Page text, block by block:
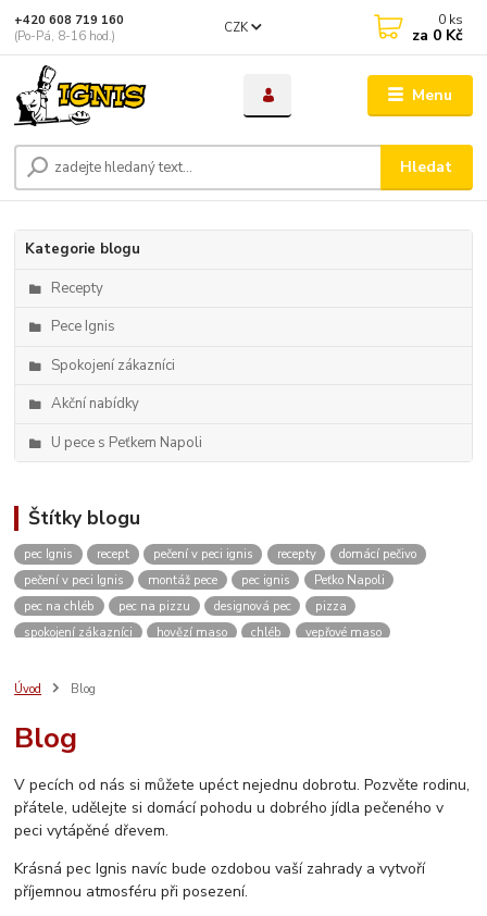
Menu
CZK
Hledat
+420 608 719 160
(Po-Pá, 8-16 hod.)
0 ks
za 0 Kč
Kategorie blogu
Recepty
Pece Ignis
Spokojení zákazníci
Akční nabídky
U pece s Peťkem Napoli
Štítky blogu
pec Ignis recept pečení v peci ignis recepty
domácí pečivo
pečení v peci Ignis
montáž pece pec ignis
Peťko Napoli
pec na chléb
pec na pizzu designová pec
pizza
spokojení zákazníci
hovězí maso chléb
vepřové maso
vánoce
kvásek
pikantní
video
měření teploty návod
návod na sestavení pece
jak sestavit pec
vlastnosti pece stavebnice
inspirace
vánoční výstava
Úvod Blog
Blog
V pecích od nás si můžete upéct nejednu dobrotu. Pozvěte rodinu,
přátele, udělejte si domácí pohodu u dobrého jídla pečeného v
peci vytápěné dřevem.
Krásná pec Ignis navíc bude ozdobou vaší zahrady a vytvoří
příjemnou atmosféru při posezení.